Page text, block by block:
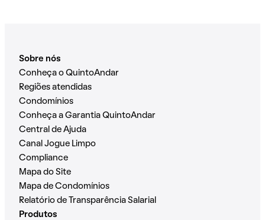
Sobre nós
Conheça o QuintoAndar
Regiões atendidas
Condomínios
Conheça a Garantia QuintoAndar
Central de Ajuda
Canal Jogue Limpo
Compliance
Mapa do Site
Mapa de Condomínios
Relatório de Transparência Salarial
Produtos